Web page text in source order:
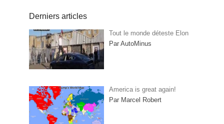
Derniers articles
Tout le monde déteste Elon
Par AutoMinus
America is great again!
Par Marcel Robert